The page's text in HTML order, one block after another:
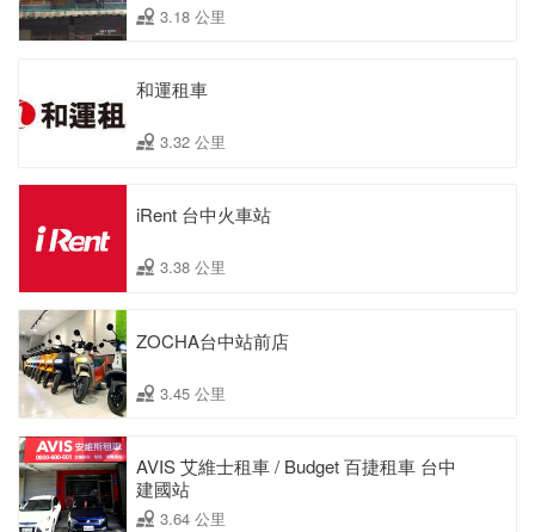
3.18 公里
和運租車
3.32 公里
iRent 台中火車站
3.38 公里
ZOCHA台中站前店
3.45 公里
AVIS 艾維士租車 / Budget 百捷租車 台中
建國站
3.64 公里